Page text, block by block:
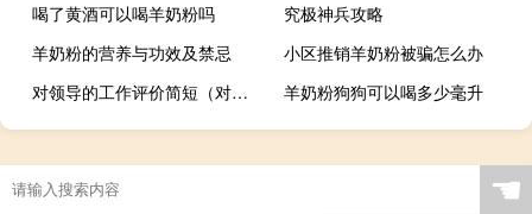
喝了黄酒可以喝羊奶粉吗
究极神兵攻略
羊奶粉的营养与功效及禁忌
小区推销羊奶粉被骗怎么办
对领导的工作评价简短（对领导的工作评价）
羊奶粉狗狗可以喝多少毫升
☚